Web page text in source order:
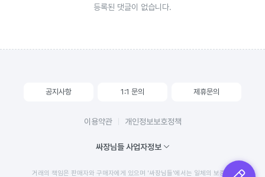
등록된 댓글이 없습니다.
공지사항 1:1 문의 제휴문의
이용약관 개인정보보호정책
싸장님들 사업자정보
거래의 책임은 판매자와 구매자에게 있으며 '싸장님들'에서는 일체의 보증 및